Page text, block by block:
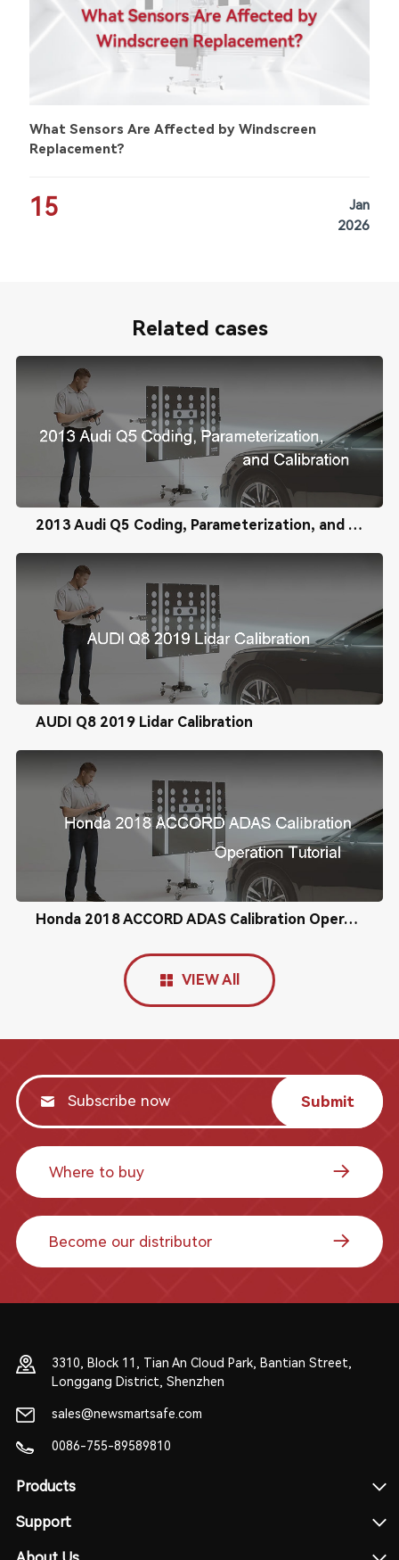
What Sensors Are Affected by Windscreen
Replacement?
15
Jan
2026
Related cases
2013 Audi Q5 Coding, Parameterization, and Calibration
AUDI Q8 2019 Lidar Calibration
Honda 2018 ACCORD ADAS Calibration Operation Tutorial
VIEW All
Submit
Where to buy
Become our distributor
3310, Block 11, Tian An Cloud Park, Bantian Street,
Longgang District, Shenzhen
sales@newsmartsafe.com
0086-755-89589810
Products
Support